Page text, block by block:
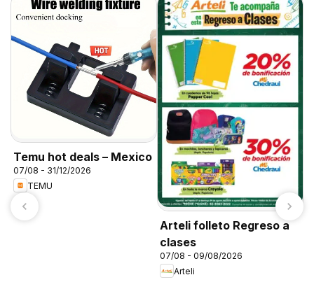
Temu hot deals – Mexico
07/08 - 31/12/2026
TEMU
Arteli folleto Regreso a
clases
07/08 - 09/08/2026
Arteli